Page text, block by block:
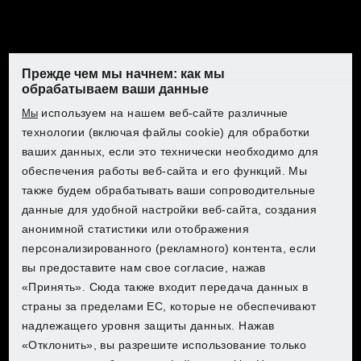
Откройте для себя PARKSIDE в
Lidl Belgium (FR)
Lidl Belgium (NL)
Откройте для себя PARKSIDE в
Lidl
Выберите свою страну для перехода в интернет-
Lidl Belgium (FR)
Откройте для себя PARKSIDE в
Lidl
Выберите свою страну для перехода в интернет-
Lidl Belgium (FR)
Откройте для себя PARKSIDE в
Lidl
Выберите свою страну для перехода в интернет-
Lidl Belgium (FR)
Приобретите нужные продукты
PARKSIDE в Kaufland
табличка. На ней вы увидите не только название
продукта, но и аббревиатуру «IAN» с цифрой за ней.
Это номер продукта. По нему можно еще точнее
найти нужную инструкцию по эксплуатации.
Прежде чем мы начнем: как мы
обрабатываем ваши данные
Мы используем на нашем веб-сайте различные
технологии (включая файлы cookie) для обработки
ваших данных, если это технически необходимо для
обеспечения работы веб-сайта и его функций. Мы
также будем обрабатывать ваши сопроводительные
данные для удобной настройки веб-сайта, создания
анонимной статистики или отображения
персонализированного (рекламного) контента, если
вы предоставите нам свое согласие, нажав
«Принять». Сюда также входит передача данных в
страны за пределами ЕС, которые не обеспечивают
надлежащего уровня защиты данных. Нажав
«Отклонить», вы разрешите использование только